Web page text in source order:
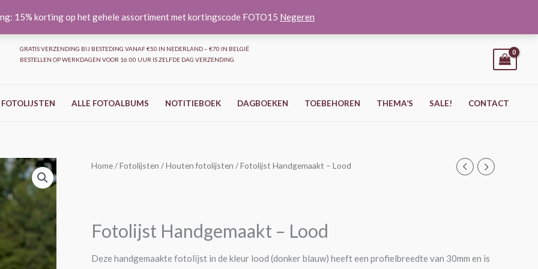
15% korting op het gehele assortiment met kortingscode FOTO15 Negeren
GRATIS VERZENDING BIJ BESTEDING VANAF €50 IN NEDERLAND – €70 IN BELGIË
BESTELLEN OP WERKDAGEN VOOR 16:00 UUR IS ZELFDE DAG VERZENDING
ALLE FOTOALBUMS NOTITIEBOEK DAGBOEKEN TOEBEHOREN THEMA’S SALE! CONTACT
Home/Fotolijsten /Houten fotolijsten / Fotolijst Handgemaakt – Lood
Fotolijst Handgemaakt – Lood
Deze handgemaakte fotolijst in de kleur lood (donker blauw) heeft een profielbreedte van 30mm en is
Prijsklasse:
€29,95
Fotolijst
aantal